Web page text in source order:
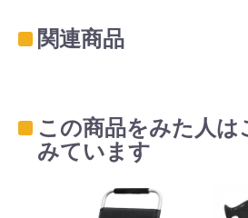
関連商品
この商品をみた人は
みています